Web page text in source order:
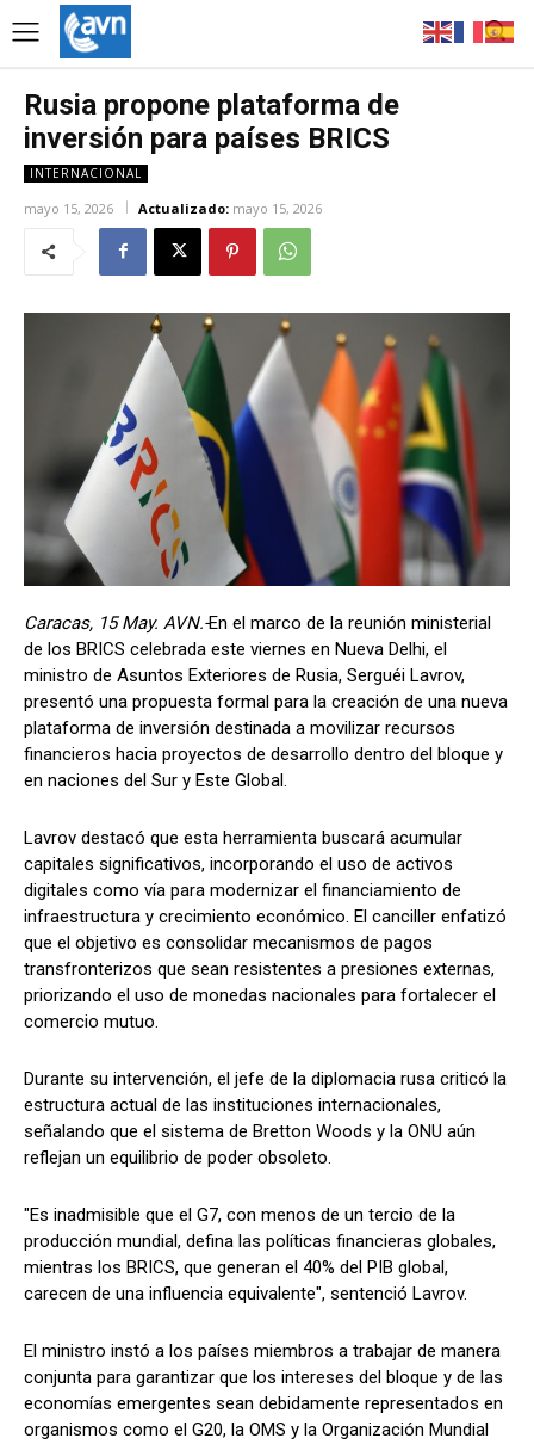
Rusia propone plataforma de
inversión para países BRICS
INTERNACIONAL
mayo 15, 2026 Actualizado: mayo 15, 2026
Caracas, 15 May. AVN.-En el marco de la reunión ministerial
de los BRICS celebrada este viernes en Nueva Delhi, el
ministro de Asuntos Exteriores de Rusia, Serguéi Lavrov,
presentó una propuesta formal para la creación de una nueva
plataforma de inversión destinada a movilizar recursos
financieros hacia proyectos de desarrollo dentro del bloque y
en naciones del Sur y Este Global.
Lavrov destacó que esta herramienta buscará acumular
capitales significativos, incorporando el uso de activos
digitales como vía para modernizar el financiamiento de
infraestructura y crecimiento económico. El canciller enfatizó
que el objetivo es consolidar mecanismos de pagos
transfronterizos que sean resistentes a presiones externas,
priorizando el uso de monedas nacionales para fortalecer el
comercio mutuo.
Durante su intervención, el jefe de la diplomacia rusa criticó la
estructura actual de las instituciones internacionales,
señalando que el sistema de Bretton Woods y la ONU aún
reflejan un equilibrio de poder obsoleto.
"Es inadmisible que el G7, con menos de un tercio de la
producción mundial, defina las políticas financieras globales,
mientras los BRICS, que generan el 40% del PIB global,
carecen de una influencia equivalente", sentenció Lavrov.
El ministro instó a los países miembros a trabajar de manera
conjunta para garantizar que los intereses del bloque y de las
economías emergentes sean debidamente representados en
organismos como el G20, la OMS y la Organización Mundial